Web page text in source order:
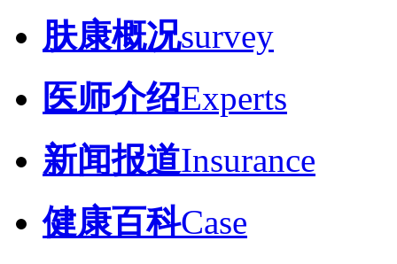
肤康概况survey
医师介绍Experts
新闻报道Insurance
健康百科Case